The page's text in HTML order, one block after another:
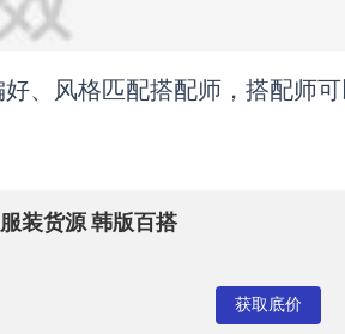
、风格匹配搭配师，搭配师
装货源 韩版百搭
获取底价